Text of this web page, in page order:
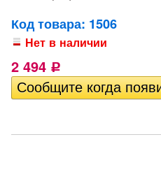
Код товара: 1506
Нет в наличии
2 494 Р